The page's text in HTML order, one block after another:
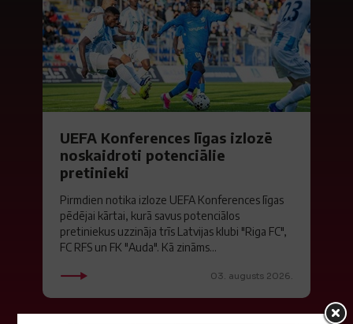
UEFA Konferences līgas izlozē
noskaidroti potenciālie
pretinieki
Pirmdien notika izloze UEFA Konferences līgas
pēdējai kārtai, kurā savus potenciālos
pretiniekus uzzināja trīs Latvijas klubi "Riga FC",
FC RFS un FK "Auda". Kā zināms...
03. augusts 2026.